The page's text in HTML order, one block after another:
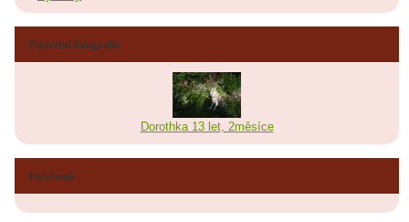
Poslední fotografie
Dorothka 13 let, 2měsíce
Facebook